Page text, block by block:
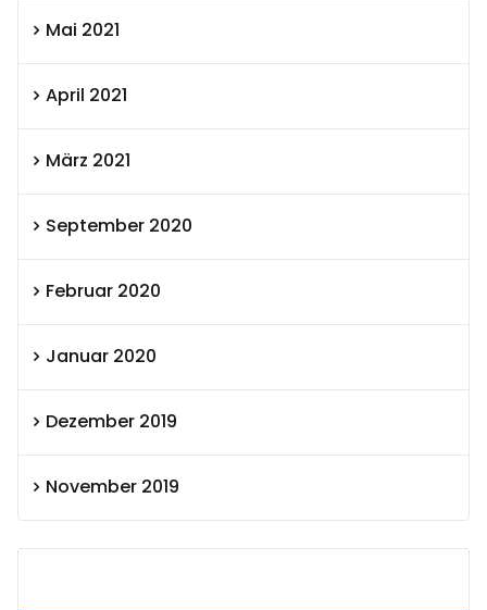
Mai 2021
April 2021
März 2021
September 2020
Februar 2020
Januar 2020
Dezember 2019
November 2019